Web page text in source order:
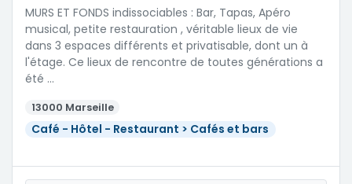
MURS ET FONDS indissociables : Bar, Tapas, Apéro
musical, petite restauration , véritable lieux de vie
dans 3 espaces différents et privatisable, dont un à
l'étage. Ce lieux de rencontre de toutes générations a
été …
13000 Marseille
Café - Hôtel - Restaurant > Cafés et bars